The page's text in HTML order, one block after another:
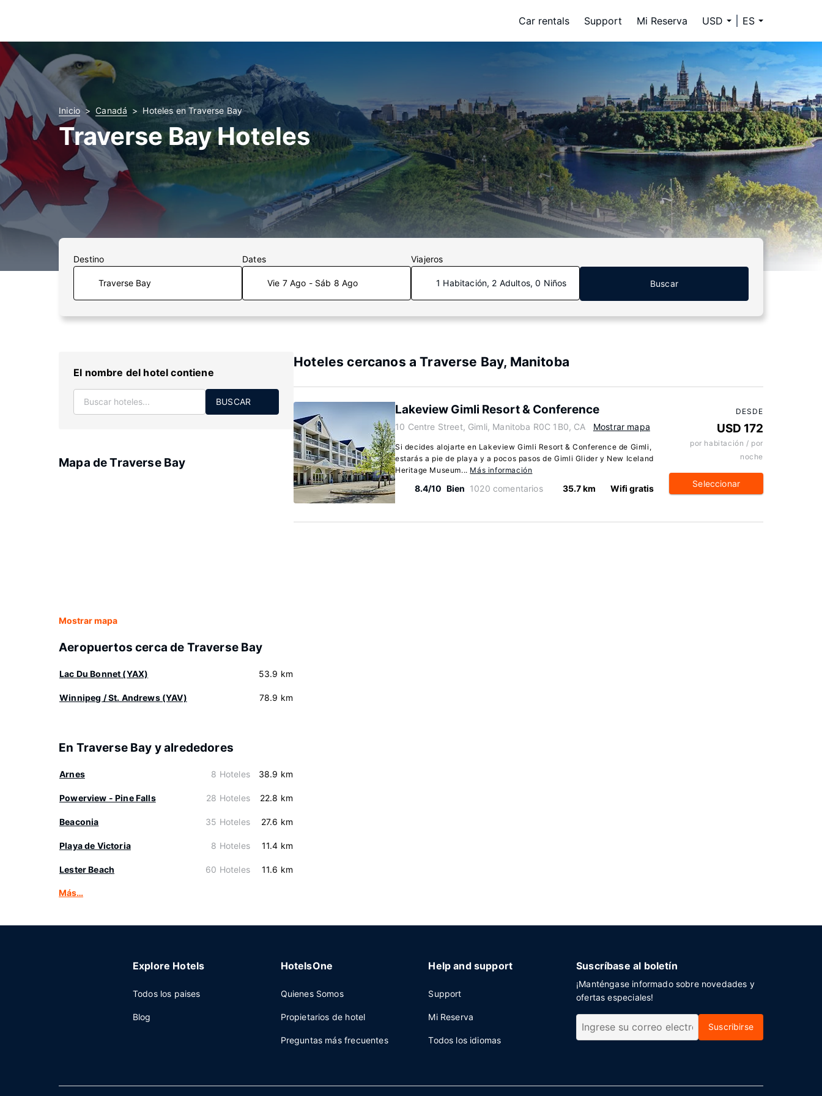
Car rentals Support Mi Reserva USD ES
Inicio Canadá Hoteles en Traverse Bay
Traverse Bay Hoteles
Destino Dates
Vie 7 Ago - Sáb 8 Ago
Viajeros
1 Habitación, 2 Adultos, 0 Niños Buscar
El nombre del hotel contiene
BUSCAR
Mapa de Traverse Bay
Mostrar mapa
Aeropuertos cerca de Traverse Bay
Lac Du Bonnet (YAX) 53.9 km
Winnipeg / St. Andrews (YAV) 78.9 km
En Traverse Bay y alrededores
Arnes 8 Hoteles 38.9 km
Powerview - Pine Falls 28 Hoteles 22.8 km
Beaconia 35 Hoteles 27.6 km
Playa de Victoria 8 Hoteles 11.4 km
Lester Beach 60 Hoteles 11.6 km
Más…
Hoteles cercanos a Traverse Bay, Manitoba
Lakeview Gimli Resort & Conference
10 Centre Street, Gimli, Manitoba R0C 1B0, CA Mostrar mapa
Si decides alojarte en Lakeview Gimli Resort & Conference de Gimli,
estarás a pie de playa y a pocos pasos de Gimli Glider y New Iceland
Heritage Museum... Más información
8.4/10 Bien 1020 comentarios 35.7 km Wifi gratis
DESDE
USD 172
por habitación / por
noche
Seleccionar
Explore Hotels
Todos los paises
Blog
HotelsOne
Quienes Somos
Propietarios de hotel
Preguntas más frecuentes
Help and support
Support
Mi Reserva
Todos los idiomas
Suscríbase al boletín
¡Manténgase informado sobre novedades y
ofertas especiales!
Suscribirse